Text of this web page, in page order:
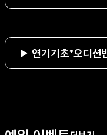
▶ 연기기초*오디션